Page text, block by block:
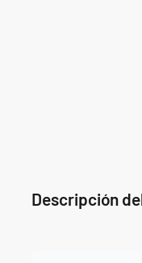
Descripción